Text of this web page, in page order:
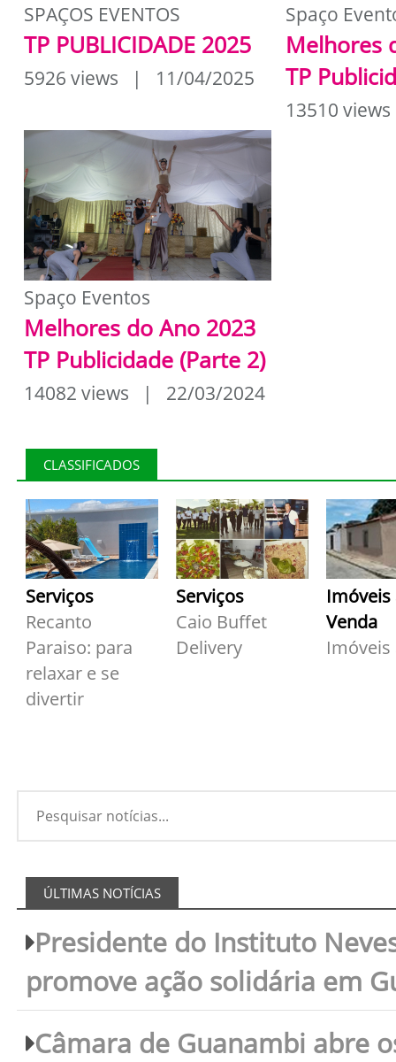
SPAÇOS EVENTOS
TP PUBLICIDADE 2025
5926 views | 11/04/2025
Spaço
Melhores
TP
13510
Spaço Eventos
Melhores do Ano 2023
TP Publicidade (Parte 2)
14082 views | 22/03/2024
CLASSIFICADOS
Serviços
Recanto
Paraiso: para
relaxar e se
divertir
Serviços
Caio Buffet
Delivery
Imóveis
Venda
Imóveis
ÚLTIMAS NOTÍCIAS
Presidente do Instituto
promove ação solidária em
Câmara de Guanambi abre